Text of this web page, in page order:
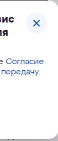
Согласие
.